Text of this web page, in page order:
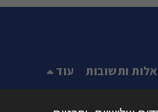
ותשובות
עוד